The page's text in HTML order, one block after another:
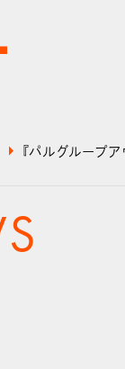
arrow_right